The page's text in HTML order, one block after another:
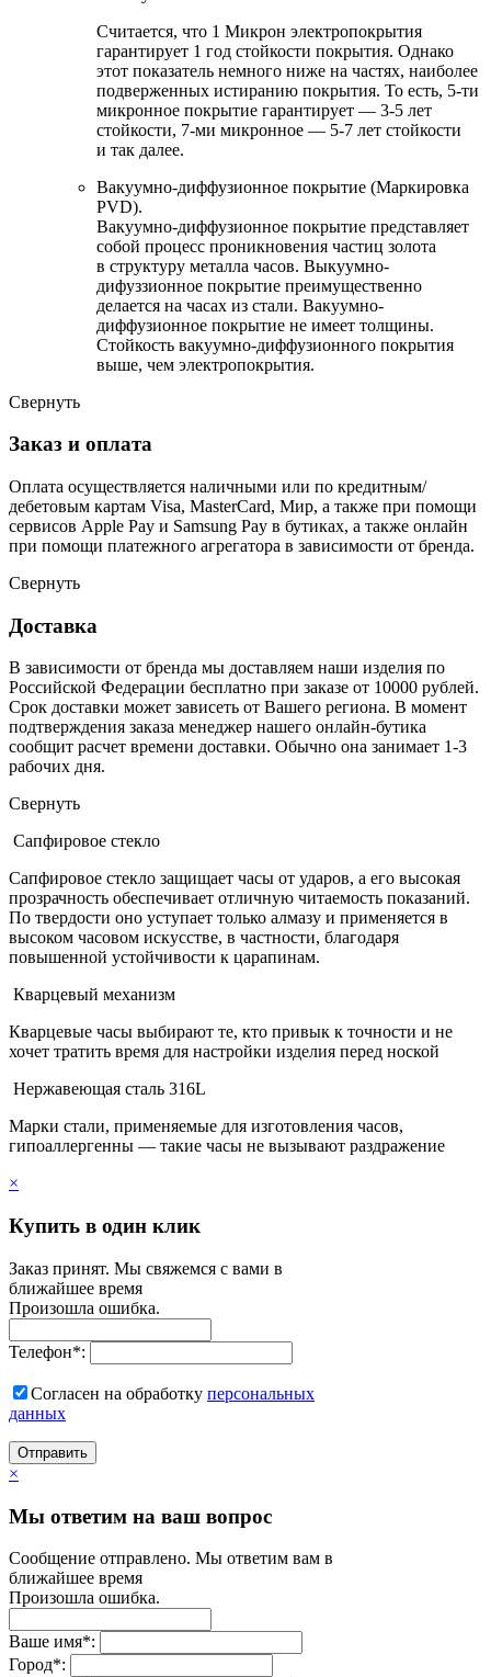
Считается, что 1 Микрон электропокрытия
гарантирует 1 год стойкости покрытия. Однако
этот показатель немного ниже на частях, наиболее
подверженных истиранию покрытия. То есть, 5-ти
микронное покрытие гарантирует — 3-5 лет
стойкости, 7-ми микронное — 5-7 лет стойкости
и так далее.
Вакуумно-диффузионное покрытие (Маркировка
PVD).
Вакуумно-диффузионное покрытие представляет
собой процесс проникновения частиц золота
в структуру металла часов. Выкуумно-
дифуззионное покрытие преимущественно
делается на часах из стали. Вакуумно-
диффузионное покрытие не имеет толщины.
Стойкость вакуумно-диффузионного покрытия
выше, чем электропокрытия.
Свернуть
Заказ и оплата
Оплата осуществляется наличными или по кредитным/
дебетовым картам Visa, MasterCard, Мир, а также при помощи
сервисов Apple Pay и Samsung Pay в бутиках, а также онлайн
при помощи платежного агрегатора в зависимости от бренда.
Свернуть
Доставка
В зависимости от бренда мы доставляем наши изделия по
Российской Федерации бесплатно при заказе от 10000 рублей.
Срок доставки может зависеть от Вашего региона. В момент
подтверждения заказа менеджер нашего онлайн-бутика
сообщит расчет времени доставки. Обычно она занимает 1-3
рабочих дня.
Свернуть
Сапфировое стекло
Сапфировое стекло защищает часы от ударов, а его высокая
прозрачность обеспечивает отличную читаемость показаний.
По твердости оно уступает только алмазу и применяется в
высоком часовом искусстве, в частности, благодаря
повышенной устойчивости к царапинам.
Кварцевый механизм
Кварцевые часы выбирают те, кто привык к точности и не
хочет тратить время для настройки изделия перед ноской
Нержавеющая сталь 316L
Марки стали, применяемые для изготовления часов,
гипоаллергенны — такие часы не вызывают раздражение
×
Купить в один клик
Заказ принят. Мы свяжемся с вами в
ближайшее время
Произошла ошибка.
Телефон*:
Согласен на обработку персональныx
данных
Отправить
×
Мы ответим на ваш вопрос
Сообщение отправлено. Мы ответим вам в
ближайшее время
Произошла ошибка.
Ваше имя*:
Город*: